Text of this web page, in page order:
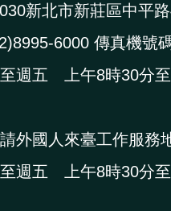
新北市新莊區中平
6000 傳真機號
週五 上午8時30分
外國人來臺工作服務
週五 上午8時30分